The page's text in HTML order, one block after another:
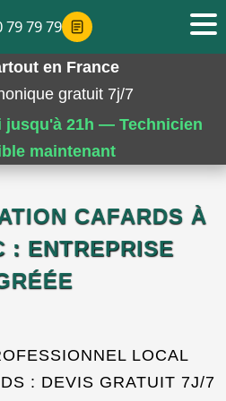
en France
gratuit 7j/7
jusqu'à 21h — Technicien
maintenant
CAFARDS À
: ENTREPRISE
LOCAL
: DEVIS GRATUIT 7J/7
79 79 79